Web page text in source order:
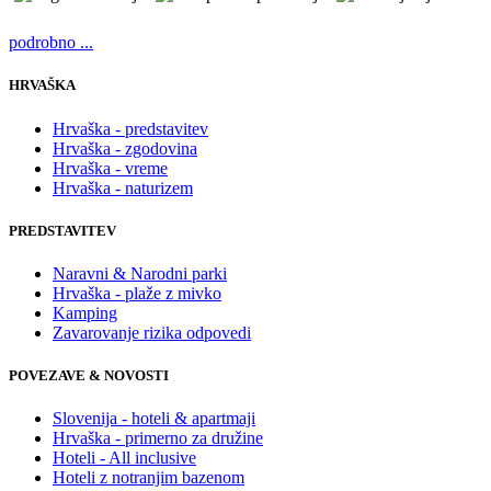
podrobno ...
HRVAŠKA
Hrvaška - predstavitev
Hrvaška - zgodovina
Hrvaška - vreme
Hrvaška - naturizem
PREDSTAVITEV
Naravni & Narodni parki
Hrvaška - plaže z mivko
Kamping
Zavarovanje rizika odpovedi
POVEZAVE & NOVOSTI
Slovenija - hoteli & apartmaji
Hrvaška - primerno za družine
Hoteli - All inclusive
Hoteli z notranjim bazenom